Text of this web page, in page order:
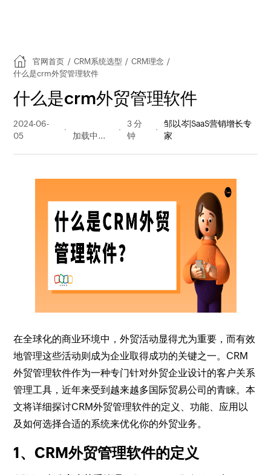
官网首页 / CRM系统选型 / CRM理念 /
什么是crm外贸管理软件
什么是crm外贸管理软件
2024-06-
05
量
3 分
钟
邹以岑|SaaS营销增长专
家
在全球化的商业环境中，外贸活动显得尤为重要，而有效
地管理这些活动则成为企业取得成功的关键之一。CRM
外贸管理软件作为一种专门针对外贸企业设计的客户关系
管理工具，近年来受到越来越多国际贸易公司的青睐。本
文将详细探讨CRM外贸管理软件的定义、功能、应用以
及如何选择合适的系统来优化你的外贸业务。
1、CRM外贸管理软件的定义